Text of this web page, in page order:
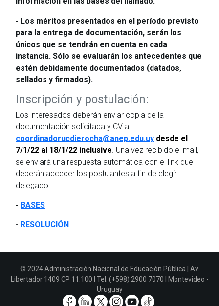
- Los méritos presentados en el período previsto
para la entrega de documentación, serán los
únicos que se tendrán en cuenta en cada
instancia. Sólo se evaluarán los antecedentes que
estén debidamente documentados (datados,
sellados y firmados).
Inscripción y postulación:
Los interesados deberán enviar copia de la
documentación solicitada y CV a
coordinadorucdierocha@anep.edu.uy desde el
7/1/22 al 18/1/22 inclusive. Una vez recibido el mail,
se enviará una respuesta automática con el link que
deberán acceder los postulantes a fin de elegir
delegado.
- BASES
- RESOLUCIÓN
© 2024 Administración Nacional de Educación Pública | Av.
Libertador 1409 CP 11.100 | Tel. (+598) 2900 7070 | Montevideo -
Uruguay